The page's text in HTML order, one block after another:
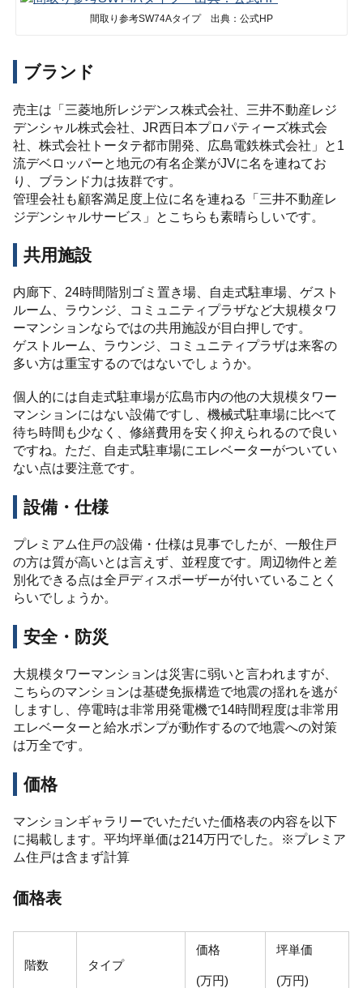
間取り参考SW74Aタイプ 出典：公式HP
ブランド
売主は「三菱地所レジデンス株式会社、三井不動産レジ
デンシャル株式会社、JR西日本プロパティーズ株式会
社、株式会社トータテ都市開発、広島電鉄株式会社」と1
流デベロッパーと地元の有名企業がJVに名を連ねてお
り、ブランド力は抜群です。
管理会社も顧客満足度上位に名を連ねる「三井不動産レ
ジデンシャルサービス」とこちらも素晴らしいです。
共用施設
内廊下、24時間階別ゴミ置き場、自走式駐車場、ゲスト
ルーム、ラウンジ、コミュニティプラザなど大規模タワ
ーマンションならではの共用施設が目白押しです。
ゲストルーム、ラウンジ、コミュニティプラザは来客の
多い方は重宝するのではないでしょうか。
個人的には自走式駐車場が広島市内の他の大規模タワー
マンションにはない設備ですし、機械式駐車場に比べて
待ち時間も少なく、修繕費用を安く抑えられるので良い
ですね。ただ、自走式駐車場にエレベーターがついてい
ない点は要注意です。
設備・仕様
プレミアム住戸の設備・仕様は見事でしたが、一般住戸
の方は質が高いとは言えず、並程度です。周辺物件と差
別化できる点は全戸ディスポーザーが付いていることく
らいでしょうか。
安全・防災
大規模タワーマンションは災害に弱いと言われますが、
こちらのマンションは基礎免振構造で地震の揺れを逃が
しますし、停電時は非常用発電機で14時間程度は非常用
エレベーターと給水ポンプが動作するので地震への対策
は万全です。
価格
マンションギャラリーでいただいた価格表の内容を以下
に掲載します。平均坪単価は214万円でした。※プレミア
ム住戸は含まず計算
価格表
階数 タイプ
価格
(万円)
坪単価
(万円)